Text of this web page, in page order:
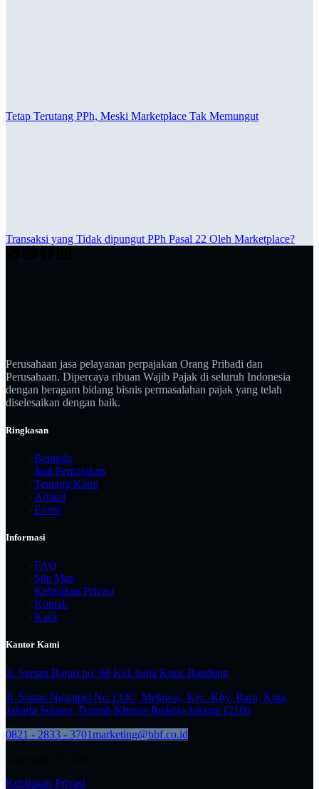
Tetap Terutang PPh, Meski Marketplace Tak Memungut
Transaksi yang Tidak dipungut PPh Pasal 22 Oleh Marketplace?
Perusahaan jasa pelayanan perpajakan Orang Pribadi dan
Perusahaan. Dipercaya ribuan Wajib Pajak di seluruh Indonesia
dengan beragam bidang bisnis permasalahan pajak yang telah
diselesaikan dengan baik.
Ringkasan
Beranda
Jasa Perpajakan
Tentang Kami
Artikel
Event
Informasi
FAQ
Site Map
Kebijakan Privasi
Kontak
Karir
Kantor Kami
Jl. Sersan Bajuri no. 98 Kel. Isola Kota. Bandung
Jl. Sunan Ngampel No.133C, Melawai, Kec. Kby. Baru, Kota
Jakarta Selatan, Daerah Khusus Ibukota Jakarta 12160
0821 - 2833 - 3701marketing@bbf.co.id
Kebijakan Privasi